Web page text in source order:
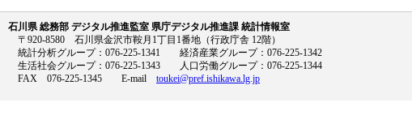
石川県 総務部 デジタル推進監室 県庁デジタル推進課 統計情報室
〒920-8580 石川県金沢市鞍月1丁目1番地（行政庁舎 12階）
統計分析グループ：076-225-1341 経済産業グループ：076-225-1342
生活社会グループ：076-225-1343 人口労働グループ：076-225-1344
FAX 076-225-1345 E-mail toukei@pref.ishikawa.lg.jp